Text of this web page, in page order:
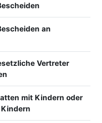
an
Vertreter
mit Kindern oder